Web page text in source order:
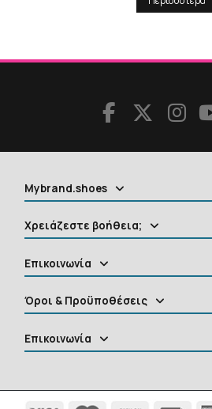
Mybrand.shoes
Χρειάζεστε βοήθεια;
Επικοινωνία
Όροι & Προϋποθέσεις
Επικοινωνία